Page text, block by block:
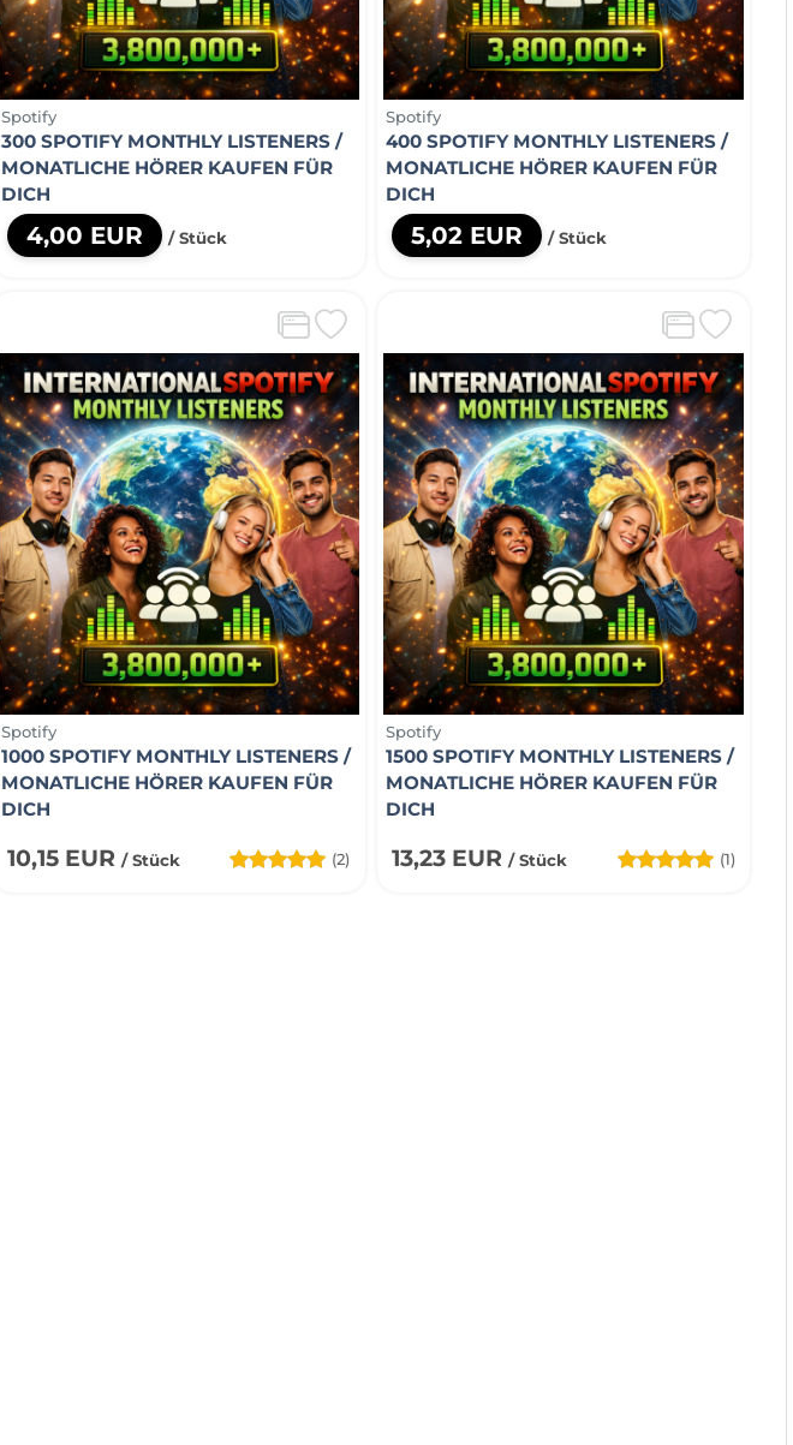
Spotify
300 SPOTIFY MONTHLY LISTENERS /
MONATLICHE HÖRER KAUFEN FÜR
DICH
4,00 EUR / Stück
Spotify
400 SPOTIFY MONTHLY LISTENERS /
MONATLICHE HÖRER KAUFEN FÜR
DICH
5,02 EUR / Stück
Spotify
1000 SPOTIFY MONTHLY LISTENERS /
MONATLICHE HÖRER KAUFEN FÜR
DICH
10,15 EUR / Stück (2)
Spotify
1500 SPOTIFY MONTHLY LISTENERS /
MONATLICHE HÖRER KAUFEN FÜR
DICH
13,23 EUR / Stück (1)